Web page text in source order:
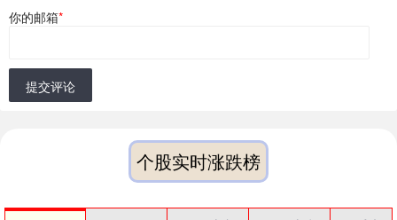
你的邮箱*
提交评论
个股实时涨跌榜